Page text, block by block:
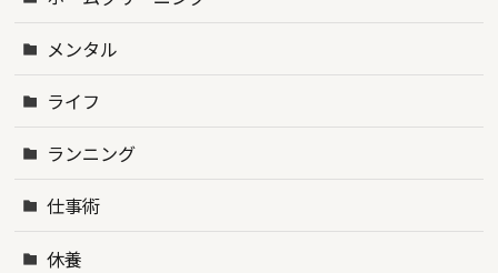
メンタル
ライフ
ランニング
仕事術
休養